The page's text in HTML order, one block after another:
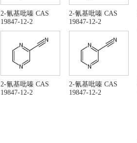
2-氰基吡嗪 CAS
19847-12-2
2-氰基吡嗪 CAS
19847-12-2
2-氰基吡嗪 CAS
19847-12-2
2-氰基吡嗪 CAS
19847-12-2